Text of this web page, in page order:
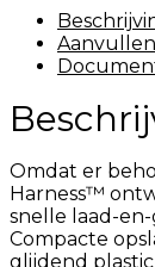
Omdat er
Harness™
snelle laad-
Compacte
glijdend